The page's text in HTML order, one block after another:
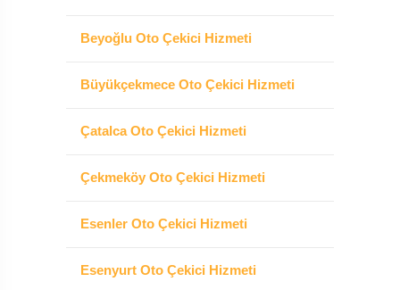
Beyoğlu Oto Çekici Hizmeti
Büyükçekmece Oto Çekici Hizmeti
Çatalca Oto Çekici Hizmeti
Çekmeköy Oto Çekici Hizmeti
Esenler Oto Çekici Hizmeti
Esenyurt Oto Çekici Hizmeti